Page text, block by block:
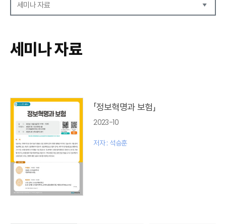
세미나 자료
세미나 포토
세미나 자료
「정보혁명과 보험」
2023-10
저자 : 석승훈